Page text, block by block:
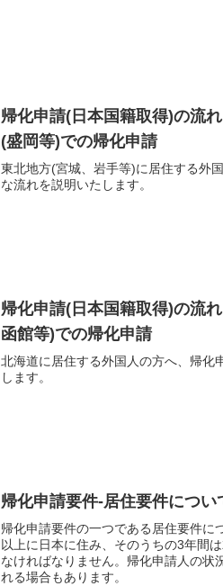
帰化申請(日本国籍取得)の流
(盛岡等)での帰化申請
東北地方(宮城、岩手等)に居住する外
な流れを説明いたします。
帰化申請(日本国籍取得)の流
函館等)での帰化申請
北海道に居住する外国人の方へ、帰化
します。
帰化申請要件-居住要件につい
帰化申請要件の一つである居住要件に
以上に日本に住み、そのうちの3年間
なければなりません。帰化申請人の状
れる場合もあります。